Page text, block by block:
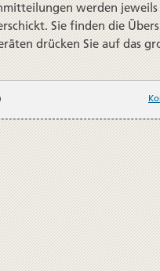
werden
Sie finden die
drücken Sie auf das